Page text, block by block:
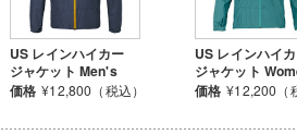
US レインハイカー
ジャケット Men's
価格 ¥12,800（税込）
US レインハイ
ジャケット
価格 ¥12,200（